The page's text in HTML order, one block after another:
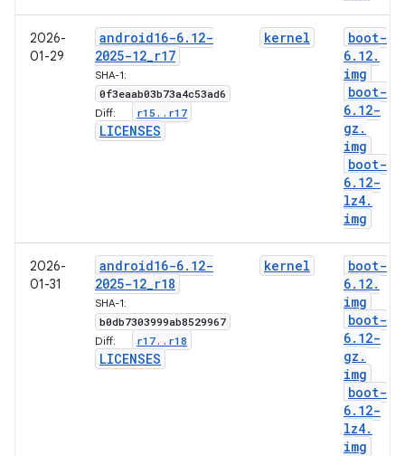
2026-
01-29
android16-6. 12-
2025-12_r17
SHA-1:
0f3eaab03b73a4c53ad6
Diff: r15 . . r17
LICENSES
kernel
boot-
6. 12.
img
boot-
6. 12-
gz .
img
boot-
6. 12-
lz4.
img
2026-
01-31
android16-6. 12-
2025-12_r18
SHA-1:
b0db7303999ab8529967
Diff: r17. . r18
LICENSES
kernel
boot-
6. 12.
img
boot-
6. 12-
gz .
img
boot-
6. 12-
lz4.
img